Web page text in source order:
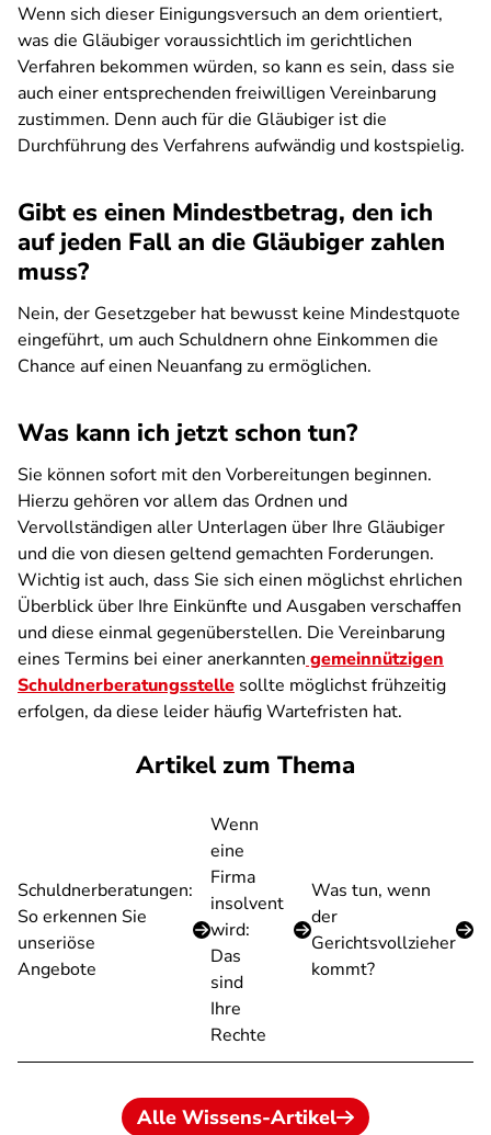
Wenn sich dieser Einigungsversuch an dem orientiert,
was die Gläubiger voraussichtlich im gerichtlichen
Verfahren bekommen würden, so kann es sein, dass sie
auch einer entsprechenden freiwilligen Vereinbarung
zustimmen. Denn auch für die Gläubiger ist die
Durchführung des Verfahrens aufwändig und kostspielig.
Gibt es einen Mindestbetrag, den ich
auf jeden Fall an die Gläubiger zahlen
muss?
Nein, der Gesetzgeber hat bewusst keine Mindestquote
eingeführt, um auch Schuldnern ohne Einkommen die
Chance auf einen Neuanfang zu ermöglichen.
Was kann ich jetzt schon tun?
Sie können sofort mit den Vorbereitungen beginnen.
Hierzu gehören vor allem das Ordnen und
Vervollständigen aller Unterlagen über Ihre Gläubiger
und die von diesen geltend gemachten Forderungen.
Wichtig ist auch, dass Sie sich einen möglichst ehrlichen
Überblick über Ihre Einkünfte und Ausgaben verschaffen
und diese einmal gegenüberstellen. Die Vereinbarung
eines Termins bei einer anerkannten gemeinnützigen
Schuldnerberatungsstelle sollte möglichst frühzeitig
erfolgen, da diese leider häufig Wartefristen hat.
Artikel zum Thema
Schuldnerberatungen:
So erkennen Sie
unseriöse
Angebote
Wenn
eine
Firma
insolvent
wird:
Das
sind
Ihre
Rechte
Was tun, wenn
der
Gerichtsvollzieher
kommt?
Alle Wissens-Artikel